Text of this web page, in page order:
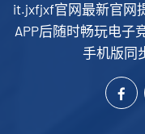
it.jxfjxf官网最新官网
APP后随时畅玩电子
手机版同